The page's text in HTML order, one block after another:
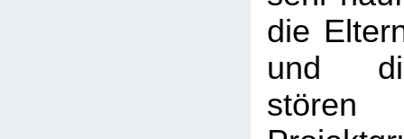
die
und
stören